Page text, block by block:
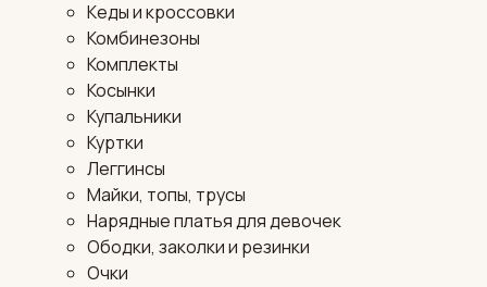
Кеды и кроссовки
Комбинезоны
Комплекты
Косынки
Купальники
Куртки
Леггинсы
Майки, топы, трусы
Нарядные платья для девочек
Ободки, заколки и резинки
Очки